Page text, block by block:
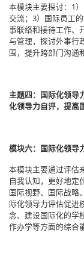
本模块主要探讨：1
交流；3）国际员工
事联络和接待工作、
与管理，探讨外事行
围，提升跨部门沟通
主题四：国际化领导
化领导力自评，提高
模块六：国际化领导
本模块主要通过评估
自我认知，更好地定
国际视野、国际战略
际化领导力评估促进
念、建设国际化的学
作办学等方面的综合